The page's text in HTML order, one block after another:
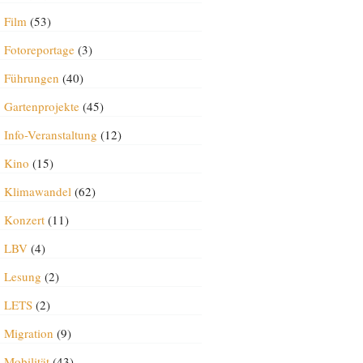
Film(53)
Fotoreportage(3)
Führungen (40)
Gartenprojekte(45)
Info-Veranstaltung (12)
Kino (15)
Klimawandel(62)
Konzert(11)
LBV(4)
Lesung (2)
LETS(2)
Migration (9)